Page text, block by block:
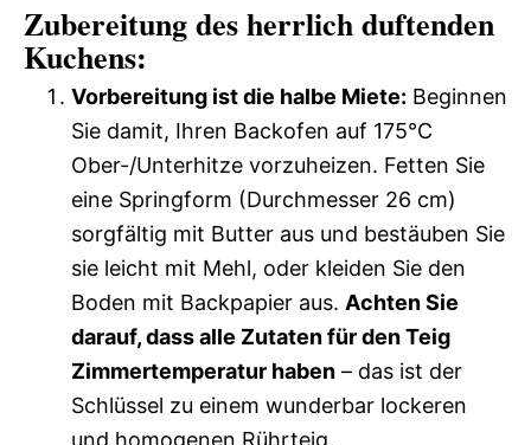
Zubereitung des herrlich duftenden
Kuchens:
Vorbereitung ist die halbe Miete: Beginnen
Sie damit, Ihren Backofen auf 175°C
Ober-/Unterhitze vorzuheizen. Fetten Sie
eine Springform (Durchmesser 26 cm)
sorgfältig mit Butter aus und bestäuben Sie
sie leicht mit Mehl, oder kleiden Sie den
Boden mit Backpapier aus. Achten Sie
darauf, dass alle Zutaten für den Teig
Zimmertemperatur haben – das ist der
Schlüssel zu einem wunderbar lockeren
und homogenen Rührteig.